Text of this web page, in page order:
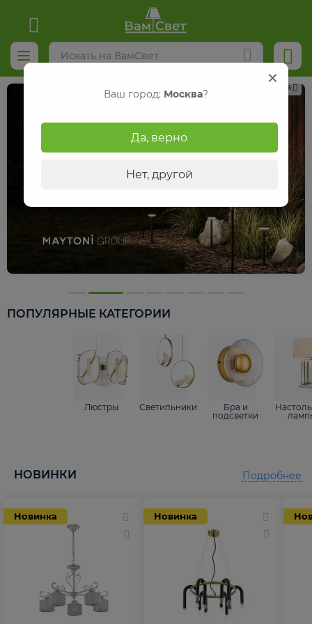
Реклама
ПОПУЛЯРНЫЕ КАТЕГОРИИ
Люстры Светильники
Бра и
подсветки
НОВИНКИ
Новинка Новинка
Подробнее
Ваш город: Москва?
Да, верно
Нет, другой